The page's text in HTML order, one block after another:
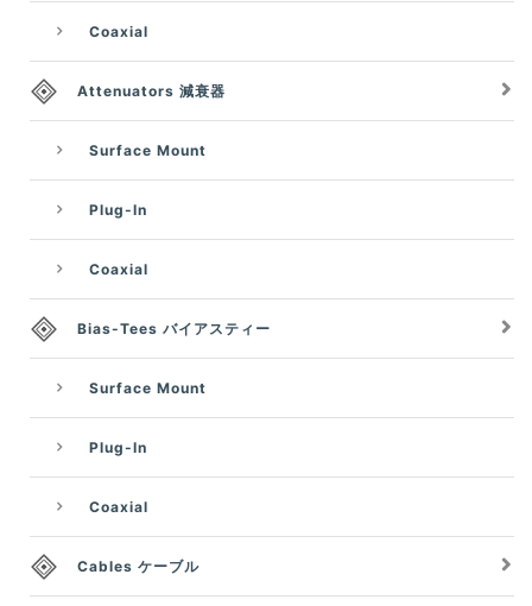
Coaxial
Attenuators 減衰器
Surface Mount
Plug-In
Coaxial
Bias-Tees バイアスティー
Surface Mount
Plug-In
Coaxial
Cables ケーブル